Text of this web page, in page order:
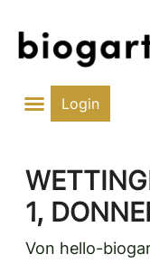
Inhalt
Login
1,
Von hello-